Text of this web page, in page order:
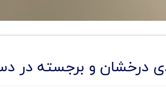
درخشان و برجسته در